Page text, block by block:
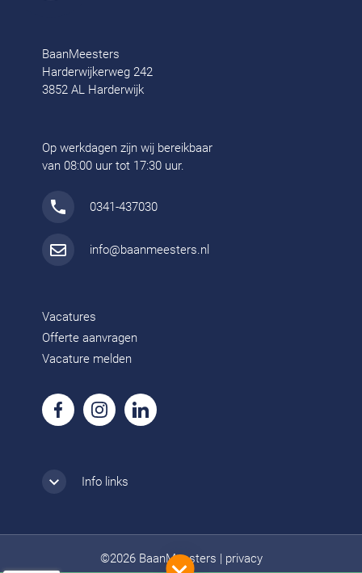
BaanMeesters
Harderwijkerweg 242
3852 AL Harderwijk
Op werkdagen zijn wij bereikbaar
van 08:00 uur tot 17:30 uur.
0341-437030
info@baanmeesters.nl
Vacatures
Offerte aanvragen
Vacature melden
Info links
©2026 BaanMeesters privacy